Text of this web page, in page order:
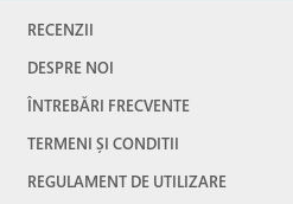
RECENZII
DESPRE NOI
ÎNTREBĂRI FRECVENTE
TERMENI ȘI CONDITII
REGULAMENT DE UTILIZARE